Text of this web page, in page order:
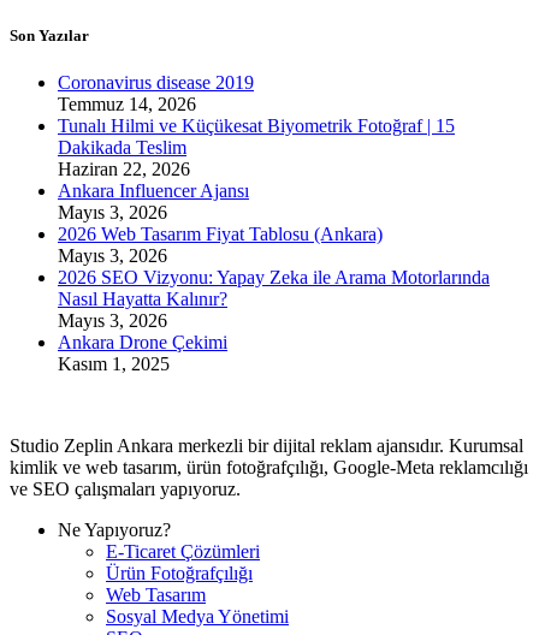
Son Yazılar
Coronavirus disease 2019
Temmuz 14, 2026
Tunalı Hilmi ve Küçükesat Biyometrik Fotoğraf | 15
Dakikada Teslim
Haziran 22, 2026
Ankara Influencer Ajansı
Mayıs 3, 2026
2026 Web Tasarım Fiyat Tablosu (Ankara)
Mayıs 3, 2026
2026 SEO Vizyonu: Yapay Zeka ile Arama Motorlarında
Nasıl Hayatta Kalınır?
Mayıs 3, 2026
Ankara Drone Çekimi
Kasım 1, 2025
Studio Zeplin Ankara merkezli bir dijital reklam ajansıdır. Kurumsal
kimlik ve web tasarım, ürün fotoğrafçılığı, Google-Meta reklamcılığı
ve SEO çalışmaları yapıyoruz.
Ne Yapıyoruz?
E-Ticaret Çözümleri
Ürün Fotoğrafçılığı
Web Tasarım
Sosyal Medya Yönetimi